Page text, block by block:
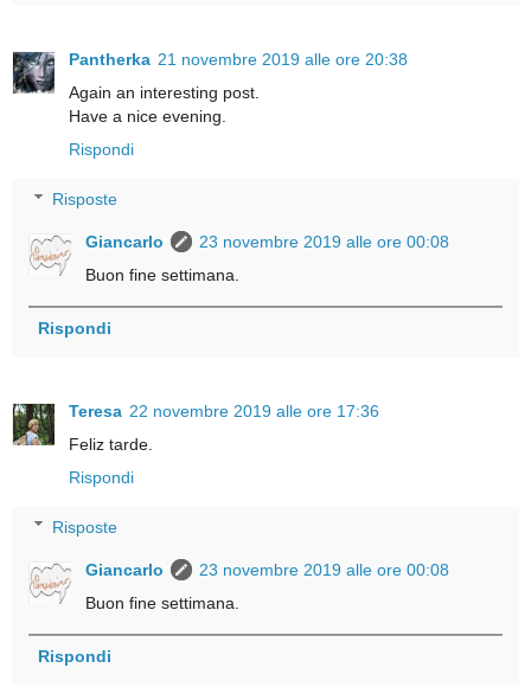
Pantherka 21 novembre 2019 alle ore 20:38
Again an interesting post.
Have a nice evening.
Rispondi
Risposte
Giancarlo
23 novembre 2019 alle ore 00:08
Buon fine settimana.
Rispondi
Teresa 22 novembre 2019 alle ore 17:36
Feliz tarde.
Rispondi
Risposte
Giancarlo
23 novembre 2019 alle ore 00:08
Buon fine settimana.
Rispondi